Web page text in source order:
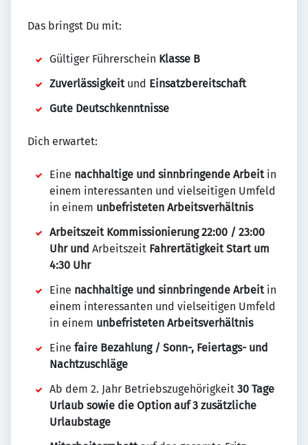
Das bringst Du mit:
Gültiger Führerschein Klasse B
Zuverlässigkeitund Einsatzbereitschaft
Gute Deutschkenntnisse
Dich erwartet:
Eine nachhaltige und sinnbringende Arbeitin
einem interessanten und vielseitigen Umfeld
in einem unbefristeten Arbeitsverhältnis
Arbeitszeit Kommissionierung 22:00 / 23:00
Uhr und Arbeitszeit Fahrertätigkeit Start um
4:30 Uhr
Eine nachhaltige und sinnbringende Arbeitin
einem interessanten und vielseitigen Umfeld
in einem unbefristeten Arbeitsverhältnis
Eine faire Bezahlung / Sonn-, Feiertags- und
Nachtzuschläge
Ab dem 2. Jahr Betriebszugehörigkeit 30 Tage
Urlaub sowie die Option auf 3 zusätzliche
Urlaubstage